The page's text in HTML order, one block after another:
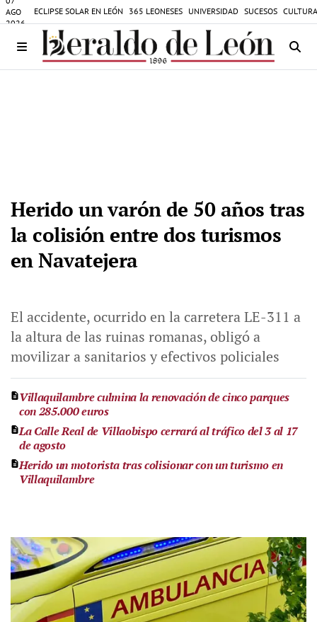
AGO
2026
ECLIPSE SOLAR EN LEÓN 365 LEONESES UNIVERSIDAD SUCESOS
Herido un varón de 50 años tras
la colisión entre dos turismos
en Navatejera
El accidente, ocurrido en la carretera LE-311 a
la altura de las ruinas romanas, obligó a
movilizar a sanitarios y efectivos policiales
Villaquilambre culmina la renovación de cinco parques
con 285.000 euros
La Calle Real de Villaobispo cerrará al tráfico del 3 al 17
de agosto
Herido un motorista tras colisionar con un turismo en
Villaquilambre